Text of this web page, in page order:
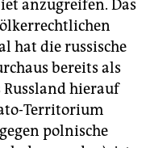
anzugreifen. Das
hat die russische
bereits als
hierauf
Territorium
polnische